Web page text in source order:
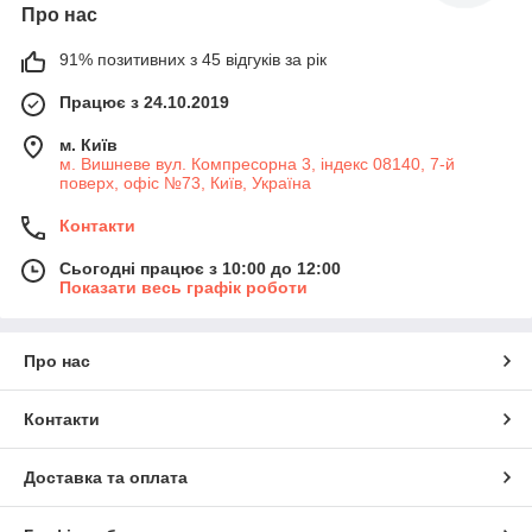
Про нас
91% позитивних з 45 відгуків за рік
Працює з 24.10.2019
м. Київ
м. Вишневе вул. Компресорна 3, індекс 08140, 7-й
поверх, офіс №73, Київ, Україна
Контакти
Сьогодні працює з 10:00 до 12:00
Показати весь графік роботи
Про нас
Контакти
Доставка та оплата